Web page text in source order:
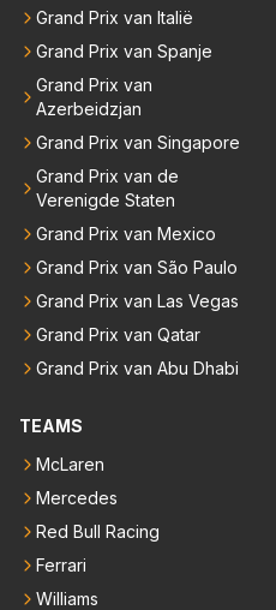
Grand Prix van Italië
Grand Prix van Spanje
Grand Prix van
Azerbeidzjan
Grand Prix van Singapore
Grand Prix van de
Verenigde Staten
Grand Prix van Mexico
Grand Prix van São Paulo
Grand Prix van Las Vegas
Grand Prix van Qatar
Grand Prix van Abu Dhabi
TEAMS
McLaren
Mercedes
Red Bull Racing
Ferrari
Williams